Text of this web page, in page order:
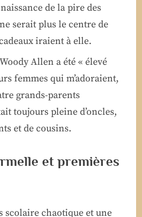
de la pire des
serait plus le centre de
iraient à elle.
Allen a été « élevé
femmes qui m’adoraient,
grands-parents
toujours pleine d’oncles,
et de cousins.
et premières
chaotique et une